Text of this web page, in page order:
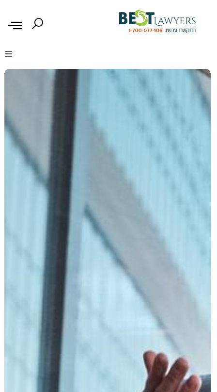
דיני נזיקין
דיני משפחה
רשלנות רפואית
פשיטת רגל